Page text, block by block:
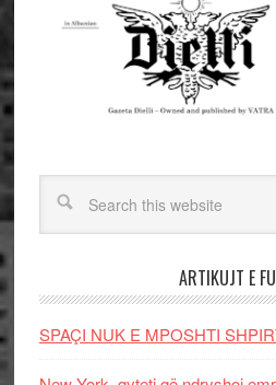
ARTIKUJT E
SPAÇI NUK E MPOSHTI